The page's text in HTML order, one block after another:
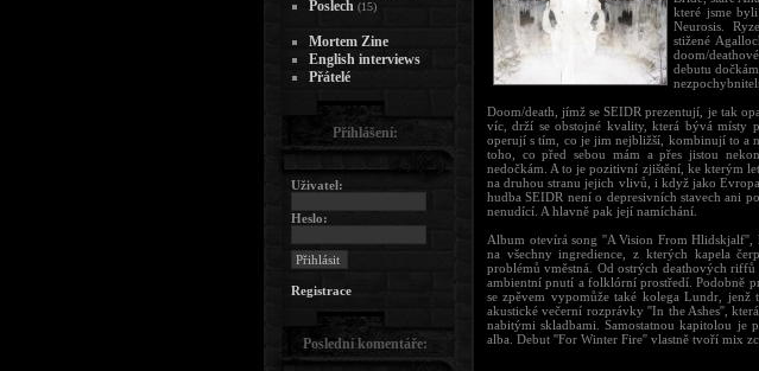
které jsme
Neurosis.
stižené
doom/
debutu
Doom/death, jímž se SEIDR prezentují, je tak
víc, drží se obstojné kvality, která bývá místy
operují s tím, co je jim nejbližší, kombinují to a
toho, co před sebou mám a přes jistou
nedočkám. A to je pozitivní zjištění, ke kterým
na druhou stranu jejich vlivů, i když jako
hudba SEIDR není o depresivních stavech ani
nenudící. A hlavně pak její namíchání.
Album otevírá song ''A Vision From Hlidskjalf'',
na všechny ingredience, z kterých kapela
problémů vměstná. Od ostrých deathových
ambientní pnutí a folklórní prostředí. Podobně
se zpěvem vypomůže také kolega Lundr,
akustické večerní rozprávky ''In the Ashes'',
nabitými skladbami. Samostatnou kapitolou je
alba. Debut ''For Winter Fire'' vlastně tvoří mix
Poslech (15)
Mortem Zine
English interviews
Přátelé
Přihlášení:
Uživatel:
Heslo:
Registrace
Poslední komentáře: